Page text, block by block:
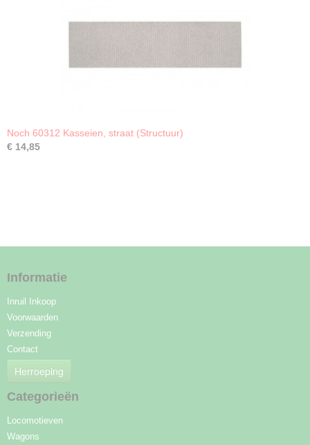
Noch 60312 Kasseien, straat (Structuur)
€ 14,85
Informatie
Inruil Inkoop
Voorwaarden
Verzending
Contact
Herroeping
Categorieën
Locomotieven
Wagons